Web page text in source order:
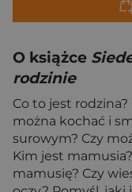
O książce
rodzinie
Co to jest
można kochać i
surowym? Czy
Kim jest
mamusię? Czy